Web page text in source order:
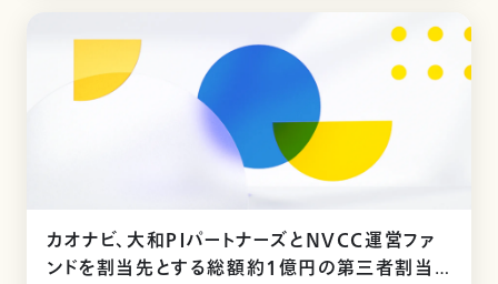
カオナビ、大和ＰＩパートナーズとNVCC運営ファ
ンドを割当先とする総額約1億円の第三者割当